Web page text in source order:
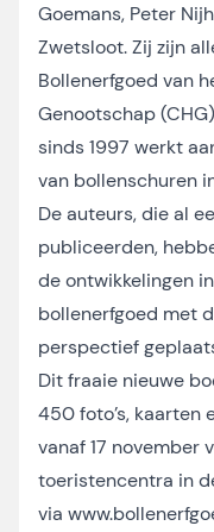
Goemans, Peter
Zwetsloot. Zij zijn
Bollenerfgoed van
Genootschap
sinds 1997 werkt
van bollenschuren
De auteurs, die al
publiceerden,
de ontwikkelingen
bollenerfgoed met
perspectief
Dit fraaie nieuwe
450 foto’s, kaarten
vanaf 17 november
toeristencentra in
via